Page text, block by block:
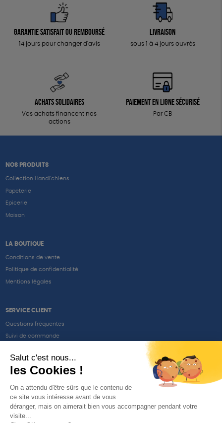
Garantie satisfait ou remboursé
14 jours pour changer d'avis
Livraison
sous 1 à 4 jours ouvrés
Achats solidaires
Vos achats financent nos
actions
Paiement en ligne sécurisé
Par CB
NOS PRODUITS
Collection Handi’chiens
Papeterie
Epicerie
Maison
LA BOUTIQUE
Conditions de vente
Politique de confidentialité
Mentions légales
SERVICE CLIENT
Questions fréquentes
Suivi de commande
Renvoyer des articles
SUIVEZ-NOUS